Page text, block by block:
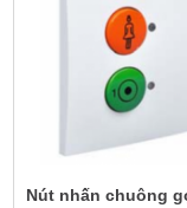
Nút nhấn chuông